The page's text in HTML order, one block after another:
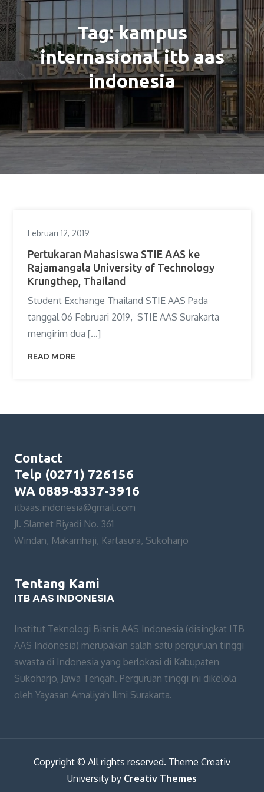
Tag:kampus
internasional itb aas
indonesia
Februari 12, 2019
Pertukaran Mahasiswa STIE AAS ke
Rajamangala University of Technology
Krungthep, Thailand
Student Exchange Thailand STIE AAS Pada
tanggal 06 Februari 2019, STIE AAS Surakarta
mengirim dua […]
READ MORE
Contact
Telp (0271) 726156
WA 0889-8337-3916
itbaas.indonesia@gmail.com
Jl. Slamet Riyadi No. 361
Windan, Makamhaji, Kartasura, Sukoharjo
Tentang Kami
ITB AAS INDONESIA
Institut Teknologi Bisnis AAS Indonesia (disingkat ITB
AAS Indonesia) merupakan salah satu perguruan tinggi
swasta di Indonesia yang berlokasi di Kabupaten
Sukoharjo, Jawa Tengah. Perguruan tinggi ini dikelola
oleh Yayasan Amaliyah Ilmi Surakarta.
Copyright © All rights reserved. Theme Creativ
University by Creativ Themes